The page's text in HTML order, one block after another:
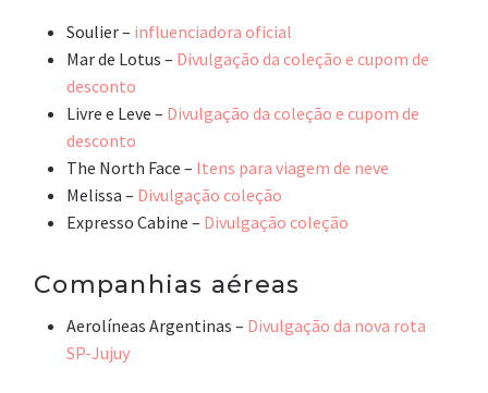
Soulier – influenciadora oficial
Mar de Lotus – Divulgação da coleção e cupom de
desconto
Livre e Leve – Divulgação da coleção e cupom de
desconto
The North Face – Itens para viagem de neve
Melissa – Divulgação coleção
Expresso Cabine – Divulgação coleção
Companhias aéreas
Aerolíneas Argentinas – Divulgação da nova rota
SP-Jujuy